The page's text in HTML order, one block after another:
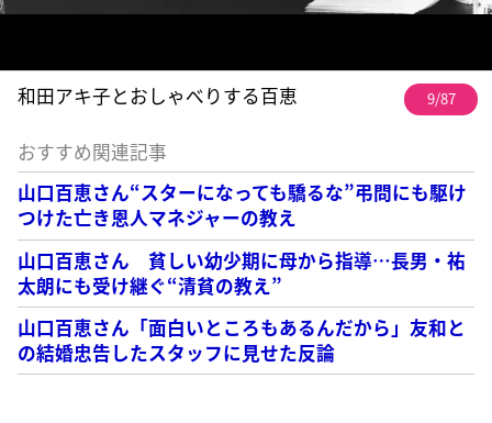
和田アキ子とおしゃべりする百恵 9/87
おすすめ関連記事
山口百恵さん“スターになっても驕るな”弔問にも駆け
つけた亡き恩人マネジャーの教え
山口百恵さん 貧しい幼少期に母から指導…長男・祐
太朗にも受け継ぐ“清貧の教え”
山口百恵さん「面白いところもあるんだから」友和と
の結婚忠告したスタッフに見せた反論